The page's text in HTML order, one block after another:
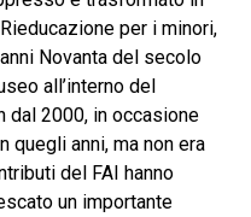
per i minori,
Novanta del secolo
all’interno del
2000, in occasione
quegli anni, ma non era
del FAI hanno
un importante